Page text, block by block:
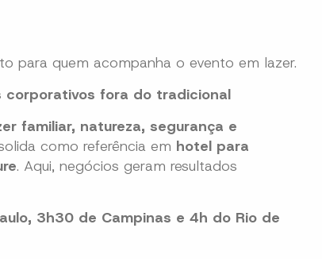
para quem acompanha o evento em lazer.
corporativos fora do tradicional
familiar, natureza, segurança e
como referência em hotel para
. Aqui, negócios geram resultados
3h30 de Campinas e 4h do Rio de